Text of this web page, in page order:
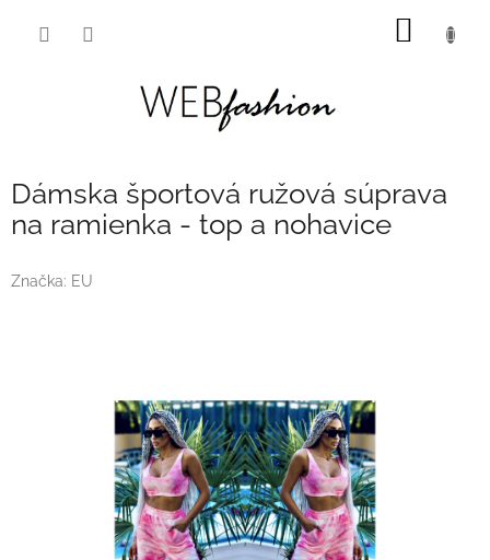
Dámska športová ružová súprava
na ramienka - top a nohavice
Značka: EU